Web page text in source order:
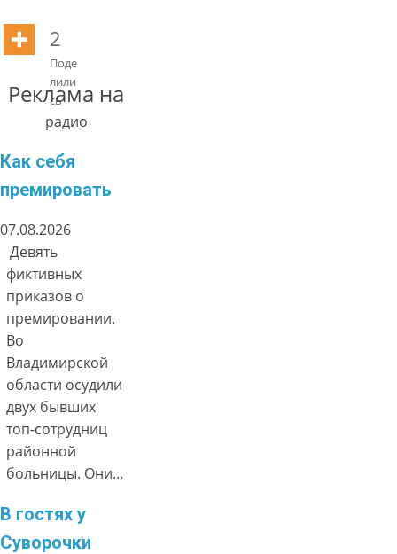
2
Поде
лили
сь
Реклама на
радио
Как себя
премировать
07.08.2026
Девять
фиктивных
приказов о
премировании.
Во
Владимирской
области осудили
двух бывших
топ-сотрудниц
районной
больницы. Они…
В гостях у
Суворочки